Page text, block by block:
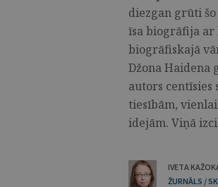
diezgan grūti
īsa biogrāfija ar
biogrāfiskajā
Džona Haidena
autors
tiesībām,
idejām. Viņā
IVETA
ŽURNĀLS /